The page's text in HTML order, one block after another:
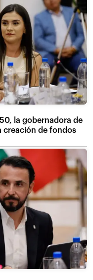
la gobernadora de
creación de fondos